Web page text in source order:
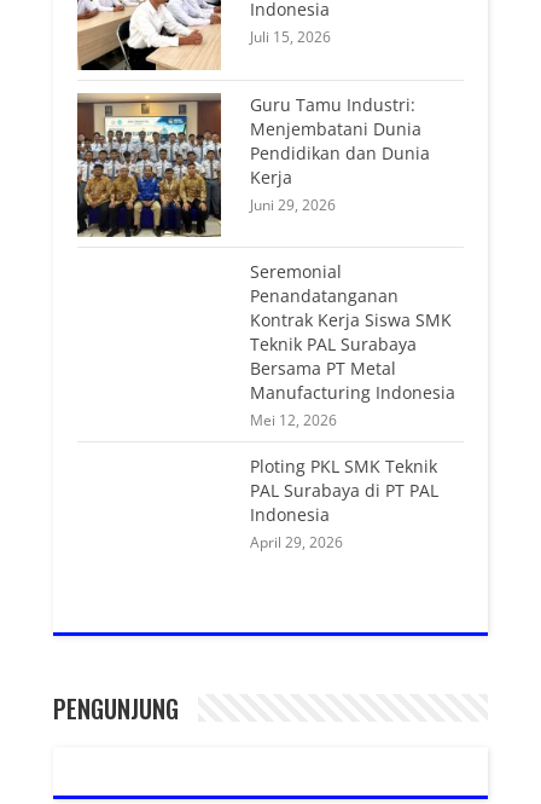
Indonesia
Juli 15, 2026
Guru Tamu Industri:
Menjembatani Dunia
Pendidikan dan Dunia
Kerja
Juni 29, 2026
Seremonial
Penandatanganan
Kontrak Kerja Siswa SMK
Teknik PAL Surabaya
Bersama PT Metal
Manufacturing Indonesia
Mei 12, 2026
Ploting PKL SMK Teknik
PAL Surabaya di PT PAL
Indonesia
April 29, 2026
PENGUNJUNG